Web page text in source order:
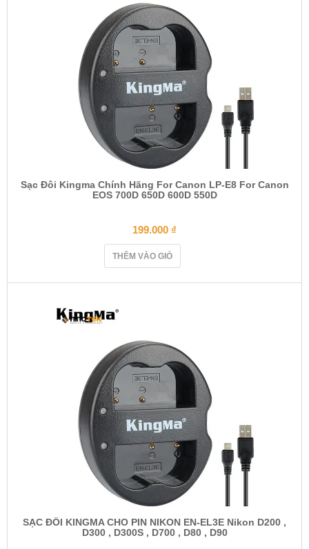
Sạc Đôi Kingma Chính Hãng For Canon LP-E8 For Canon
EOS 700D 650D 600D 550D
199.000 ₫
THÊM VÀO GIỎ
SẠC ĐÔI KINGMA CHO PIN NIKON EN-EL3E Nikon D200 ,
D300 , D300S , D700 , D80 , D90